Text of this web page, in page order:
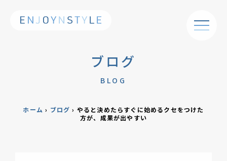
ブログ
BLOG
ホーム › ブログ › やると決めたらすぐに始めるクセをつけた
方が、成果が出やすい